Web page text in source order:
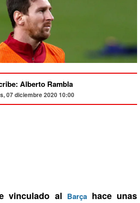
Alberto Rambla
07 diciembre 2020 10:00
vinculado al Barçahace unas